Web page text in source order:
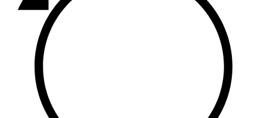
107,1 FM
Балык бистәсе
104,9 FM
Баулы